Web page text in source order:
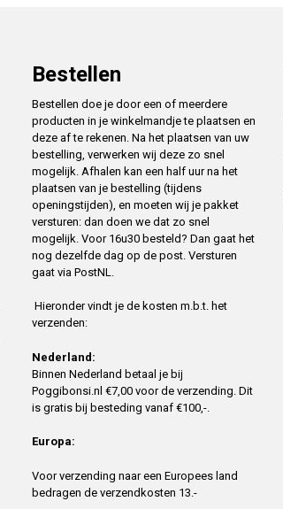
Bestellen
Bestellen doe je door een of meerdere
producten in je winkelmandje te plaatsen en
deze af te rekenen. Na het plaatsen van uw
bestelling, verwerken wij deze zo snel
mogelijk. Afhalen kan een half uur na het
plaatsen van je bestelling (tijdens
openingstijden), en moeten wij je pakket
versturen: dan doen we dat zo snel
mogelijk. Voor 16u30 besteld? Dan gaat het
nog dezelfde dag op de post. Versturen
gaat via PostNL.
Hieronder vindt je de kosten m.b.t. het
verzenden:
Nederland:
Binnen Nederland betaal je bij
Poggibonsi.nl €7,00 voor de verzending. Dit
is gratis bij besteding vanaf €100,-.
Europa:
Voor verzending naar een Europees land
bedragen de verzendkosten 13.-